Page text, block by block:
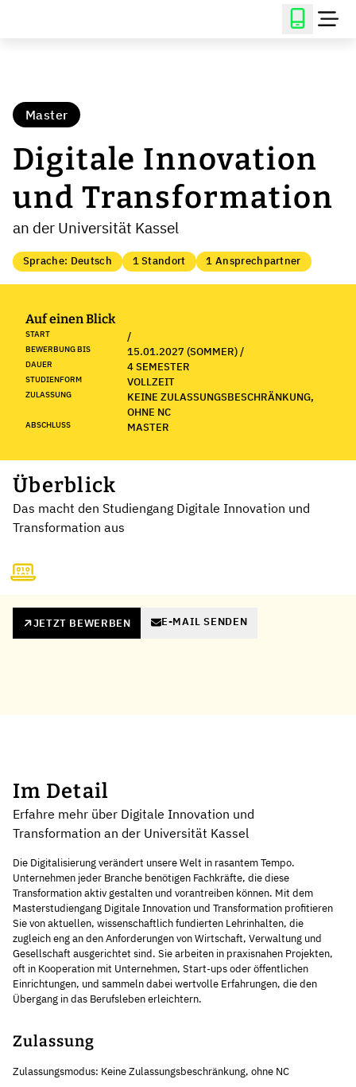
Master
Digitale Innovation
und Transformation
an der Universität Kassel
Sprache: Deutsch 1 Standort 1 Ansprechpartner
Auf einen Blick
START /
BEWERBUNG BIS 15.01.2027 (SOMMER) /
DAUER 4 SEMESTER
STUDIENFORM VOLLZEIT
ZULASSUNG
KEINE ZULASSUNGSBESCHRÄNKUNG,
OHNE NC
ABSCHLUSS MASTER
Überblick
Das macht den Studiengang Digitale Innovation und
Transformation aus
JETZT BEWERBEN E-MAIL SENDEN
Im Detail
Erfahre mehr über Digitale Innovation und
Transformation an der Universität Kassel
Die Digitalisierung verändert unsere Welt in rasantem Tempo.
Unternehmen jeder Branche benötigen Fachkräfte, die diese
Transformation aktiv gestalten und vorantreiben können. Mit dem
Masterstudiengang Digitale Innovation und Transformation profitieren
Sie von aktuellen, wissenschaftlich fundierten Lehrinhalten, die
zugleich eng an den Anforderungen von Wirtschaft, Verwaltung und
Gesellschaft ausgerichtet sind. Sie arbeiten in praxisnahen Projekten,
oft in Kooperation mit Unternehmen, Start-ups oder öffentlichen
Einrichtungen, und sammeln dabei wertvolle Erfahrungen, die den
Übergang in das Berufsleben erleichtern.
Zulassung
Zulassungsmodus: Keine Zulassungsbeschränkung, ohne NC